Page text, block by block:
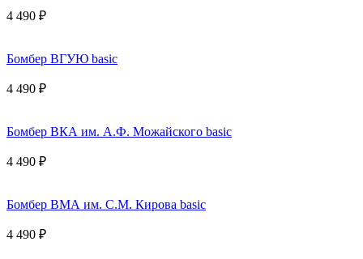
4 490 ₽
Бомбер ВГУЮ basic
4 490 ₽
Бомбер ВКА им. А.Ф. Можайского basic
4 490 ₽
Бомбер ВМА им. С.М. Кирова basic
4 490 ₽